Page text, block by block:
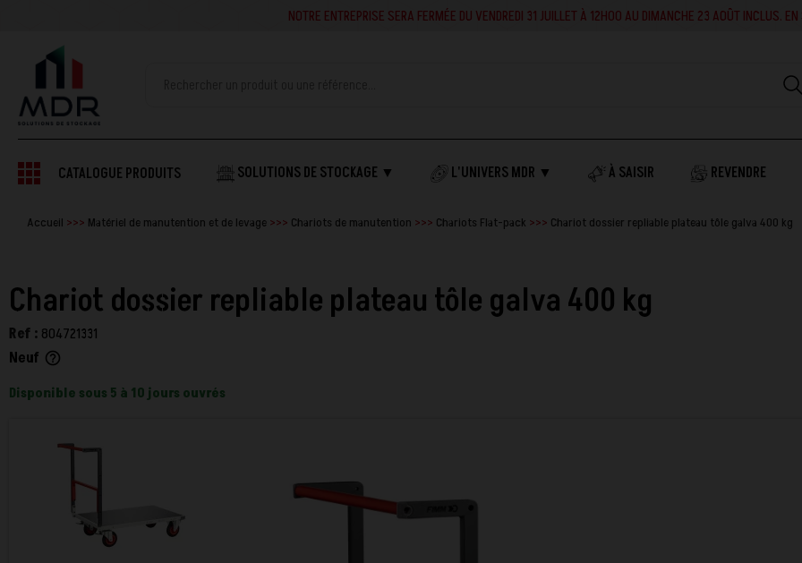
NOTRE ENTREPRISE SERA FERMÉE DU VENDREDI 31 JUILLET À 12H00 AU DIMANCHE 23 AOÛT INCLUS.
CATALOGUE PRODUITS SOLUTIONS DE STOCKAGE ▼ L'UNIVERS MDR ▼ À SAISIR REVENDRE
Accueil Matériel de manutention et de levage Chariots de manutention Chariots Flat-pack Chariot dossier repliable plateau tôle galva 400 kg
Chariot dossier repliable plateau tôle galva 400 kg
Ref : 804721331
Neuf help_outline
Disponible sous 5 à 10 jours ouvrés